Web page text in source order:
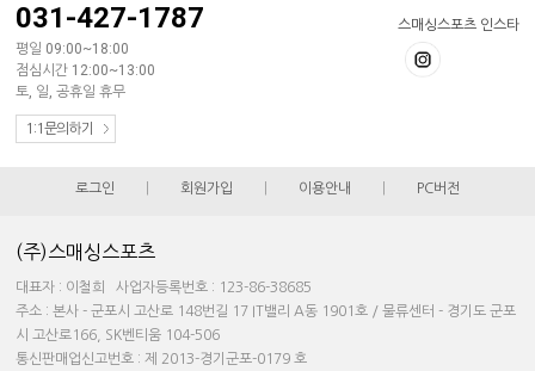
스매싱스포츠 인스타
031-427-1787
평일 09:00~18:00
점심시간 12:00~13:00
토, 일, 공휴일 휴무
1:1문의하기
로그인 회원가입 이용안내 PC버전
(주)스매싱스포츠
대표자 : 이철희 사업자등록번호 : 123-86-38685
주소 : 본사 - 군포시 고산로 148번길 17 IT밸리 A동 1901호 / 물류센터 - 경기도 군포
시 고산로166, SK벤티움 104-506
통신판매업신고번호 : 제 2013-경기군포-0179 호